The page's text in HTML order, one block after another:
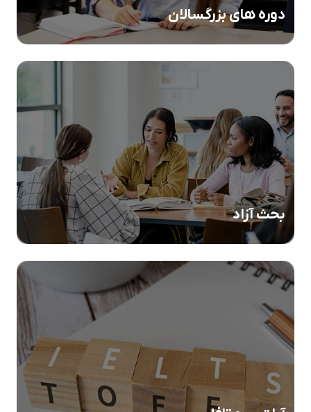
دوره های بزرگسالان
بحث آزاد